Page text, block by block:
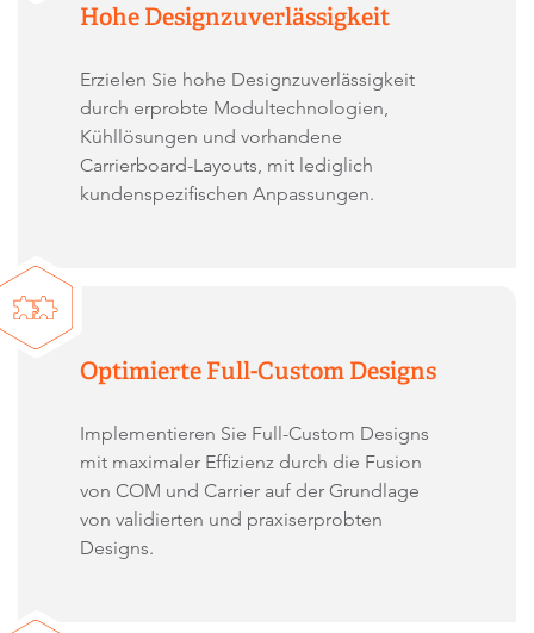
Hohe Designzuverlässigkeit
Erzielen Sie hohe Designzuverlässigkeit
durch erprobte Modultechnologien,
Kühllösungen und vorhandene
Carrierboard-Layouts, mit lediglich
kundenspezifischen Anpassungen.
Optimierte Full-Custom Designs
Implementieren Sie Full-Custom Designs
mit maximaler Effizienz durch die Fusion
von COM und Carrier auf der Grundlage
von validierten und praxiserprobten
Designs.